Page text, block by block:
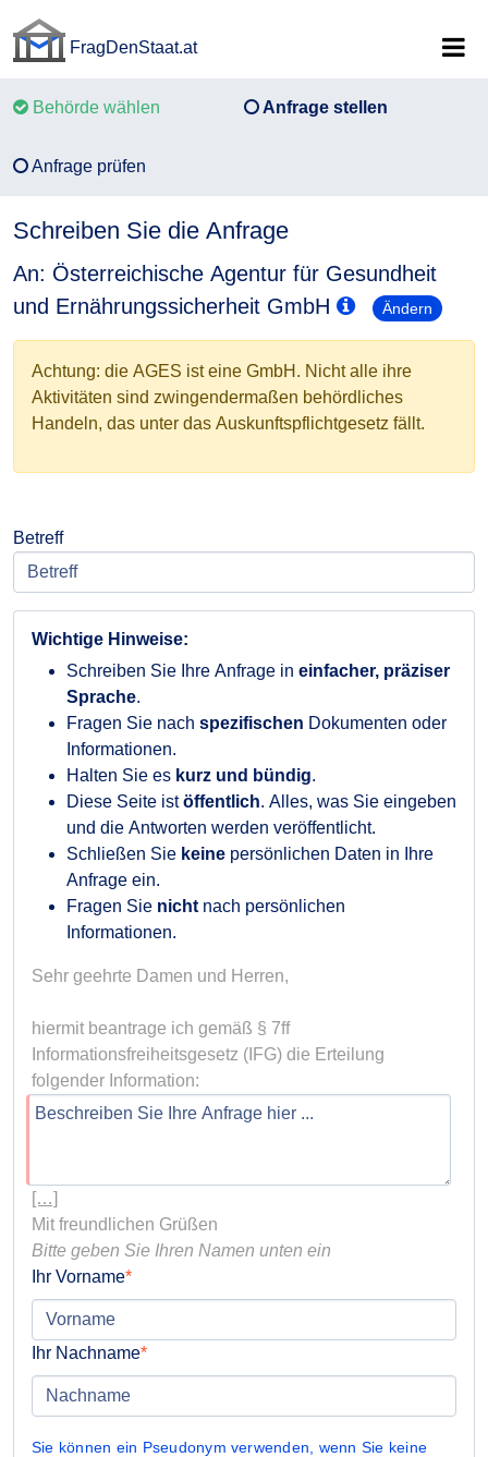
FragDenStaat.at
Behörde wählen Anfrage stellen
Anfrage prüfen
Schreiben Sie die Anfrage
An: Österreichische Agentur für Gesundheit
und Ernährungssicherheit GmbH
Ändern
Achtung: die AGES ist eine GmbH. Nicht alle ihre
Aktivitäten sind zwingendermaßen behördliches
Handeln, das unter das Auskunftspflichtgesetz fällt.
Betreff
Wichtige Hinweise:
Schreiben Sie Ihre Anfrage in einfacher, präziser
Sprache.
Fragen Sie nach spezifischen Dokumenten oder
Informationen.
Halten Sie es kurz und bündig.
Diese Seite istöffentlich. Alles, was Sie eingeben
und die Antworten werden veröffentlicht.
Schließen Sie keine persönlichen Daten in Ihre
Anfrage ein.
Fragen Sie nicht nach persönlichen
Informationen.
Sehr geehrte Damen und Herren,
hiermit beantrage ich gemäß § 7ff
Informationsfreiheitsgesetz (IFG) die Erteilung
[…]
Bitte geben Sie Ihren Namen unten ein
Ihr Vorname
Ihr Nachname
Sie können ein Pseudonym verwenden, wenn Sie keine